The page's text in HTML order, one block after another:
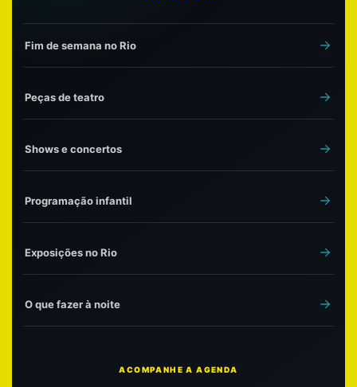
Fim de semana no Rio
Peças de teatro
Shows e concertos
Programação infantil
Exposições no Rio
O que fazer à noite
ACOMPANHE A AGENDA